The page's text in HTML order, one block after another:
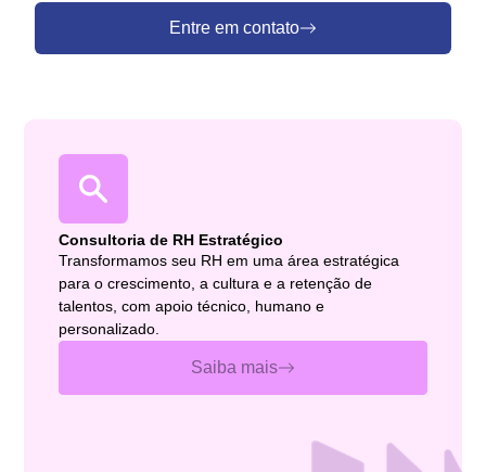
Entre em contato
Consultoria de RH Estratégico
Transformamos seu RH em uma área estratégica
para o crescimento, a cultura e a retenção de
talentos, com apoio técnico, humano e
personalizado.
Saiba mais